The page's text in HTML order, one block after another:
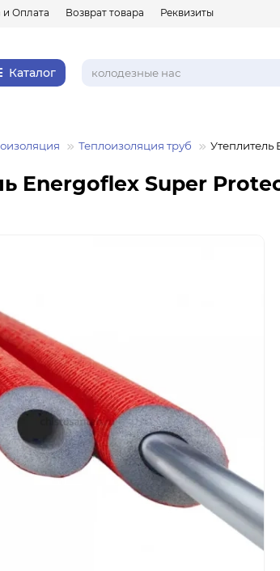
и Оплата Возврат товара Реквизиты
Каталог
Теплоизоляция труб Утеплитель
Energoflex Super